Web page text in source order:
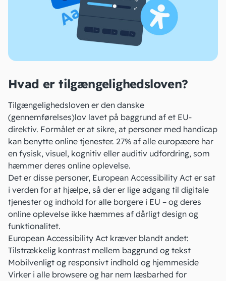
Hvad er tilgængelighedsloven?
Tilgængelighedsloven er den danske
(gennemførelses)lov lavet på baggrund af et EU-
direktiv. Formålet er at sikre, at personer med handicap
kan benytte online tjenester. 27% af alle europæere har
en fysisk, visuel, kognitiv eller auditiv udfordring, som
hæmmer deres online oplevelse.
Det er disse personer, European Accessibility Act er sat
i verden for at hjælpe, så der er lige adgang til digitale
tjenester og indhold for alle borgere i EU – og deres
online oplevelse ikke hæmmes af dårligt design og
funktionalitet.
European Accessibility Act kræver blandt andet:
Tilstrækkelig kontrast mellem baggrund og tekst
Mobilvenligt og responsivt indhold og hjemmeside
Virker i alle browsere og har nem læsbarhed for